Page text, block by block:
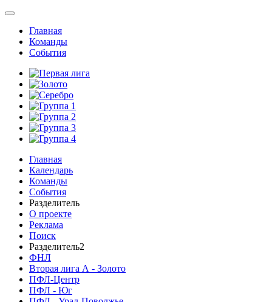
Главная
Команды
События
Главная
Календарь
Команды
События
Разделитель
О проекте
Реклама
Поиск
Разделитель2
ФНЛ
Вторая лига А - Золото
ПФЛ-Центр
ПФЛ - Юг